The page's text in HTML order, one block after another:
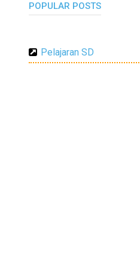
POPULAR POSTS
Pelajaran SD